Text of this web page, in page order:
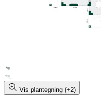
Vis plantegning (+2)